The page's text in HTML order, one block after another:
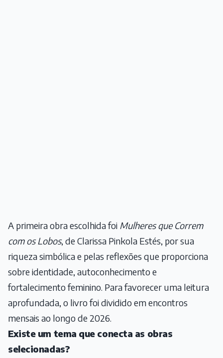
A primeira obra escolhida foi Mulheres que Correm
com os Lobos, de Clarissa Pinkola Estés, por sua
riqueza simbólica e pelas reflexões que proporciona
sobre identidade, autoconhecimento e
fortalecimento feminino. Para favorecer uma leitura
aprofundada, o livro foi dividido em encontros
mensais ao longo de 2026.
Existe um tema que conecta as obras
selecionadas?